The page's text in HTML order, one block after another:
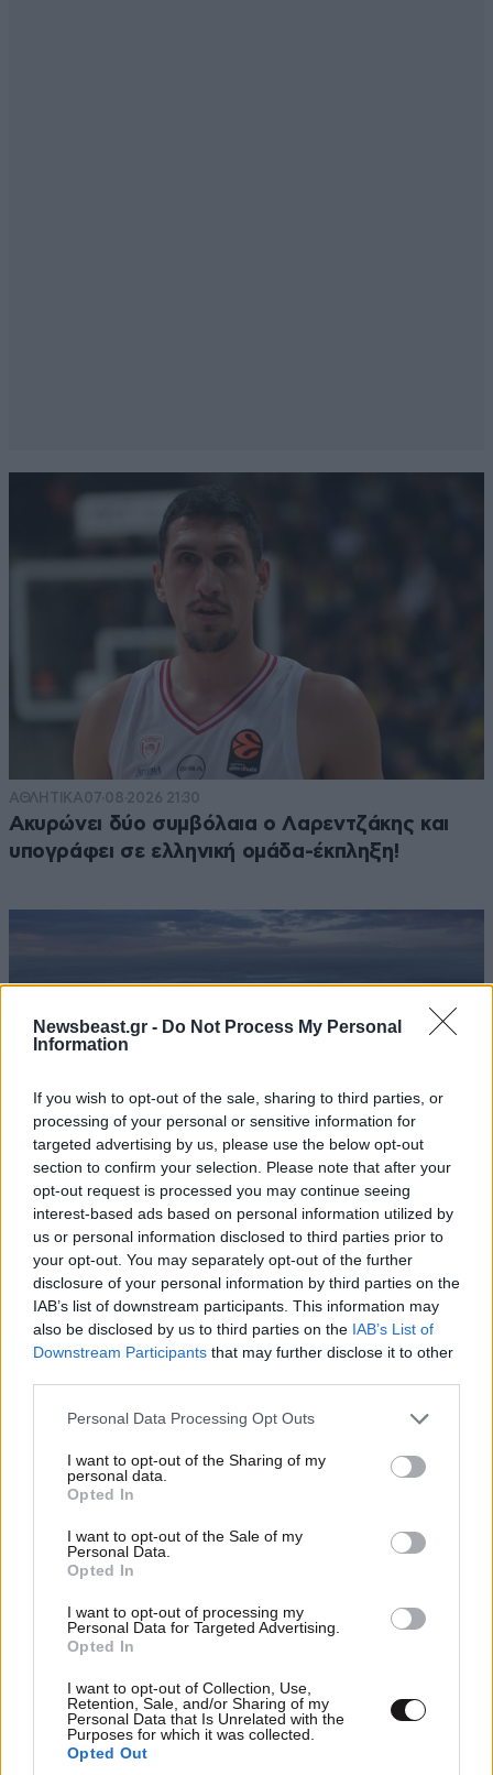
Newsbeast.gr - Do Not Process My Personal
Information
If you wish to opt-out of the sale, sharing to third parties, or
processing of your personal or sensitive information for
targeted advertising by us, please use the below opt-out
section to confirm your selection. Please note that after your
opt-out request is processed you may continue seeing
interest-based ads based on personal information utilized by
us or personal information disclosed to third parties prior to
your opt-out. You may separately opt-out of the further
disclosure of your personal information by third parties on the
IAB’s list of downstream participants. This information may
also be disclosed by us to third parties on the IAB’s List of
Downstream Participants that may further disclose it to other
Please note that this website/app uses one or more Google
not limited to your visit or usage behaviour. You may click to
grant or deny consent to Google and its third-party tags to
use your data for below specified purposes in below Google
consent section.
Personal Data Processing Opt Outs
I want to opt-out of the Sharing of my
personal data.
Opted In
I want to opt-out of the Sale of my
Personal Data.
Opted In
I want to opt-out of processing my
Personal Data for Targeted Advertising.
Opted In
I want to opt-out of Collection, Use,
Retention, Sale, and/or Sharing of my
Personal Data that Is Unrelated with the
Purposes for which it was collected.
Opted Out
ΑΘΛΗΤΙΚΑ07·08·2026 21:30
Ακυρώνει δύο συμβόλαια ο Λαρεντζάκης και
υπογράφει σε ελληνική ομάδα-έκπληξη!
ΚΟΣΜΟΣ 07·08·2026 23:03
Το φαραωνικών διαστάσεων κτίριο που χτίζει ο
Έλον Μασκ λέγεται Terafab και θα κοστίσει 16,8
δισ. δολάρια
Ογκολόγοι προειδοποιούν: Αυτές οι τροφές,
περνούν απαρατήρητες, αλλά καλό είναι να τις
βγάλετε από την καθημερινότητά σας